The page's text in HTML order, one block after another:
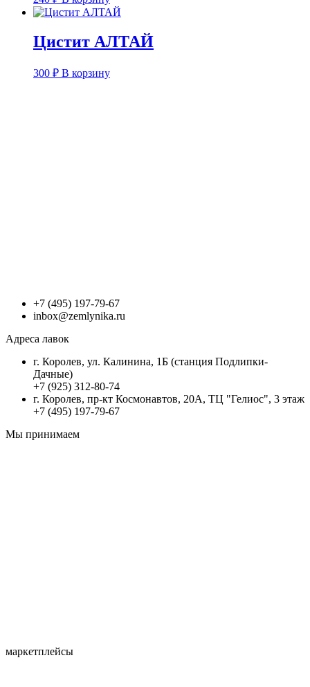
Цистит АЛТАЙ
300 ₽ В корзину
+7 (495) 197-79-67
inbox@zemlynika.ru
Адреса лавок
г. Королев, ул. Калинина, 1Б (станция Подлипки-
Дачные)
+7 (925) 312-80-74
г. Королев, пр-кт Космонавтов, 20А, ТЦ "Гелиос", 3 этаж
+7 (495) 197-79-67
Мы принимаем
маркетплейсы